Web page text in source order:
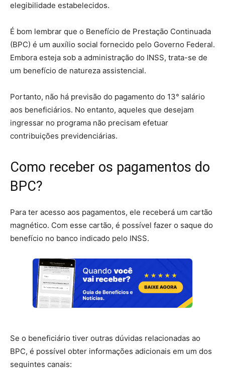
elegibilidade estabelecidos.
É bom lembrar que o Benefício de Prestação Continuada
(BPC) é um auxílio social fornecido pelo Governo Federal.
Embora esteja sob a administração do INSS, trata-se de
um benefício de natureza assistencial.
Portanto, não há previsão do pagamento do 13° salário
aos beneficiários. No entanto, aqueles que desejam
ingressar no programa não precisam efetuar
contribuições previdenciárias.
Como receber os pagamentos do
BPC?
Para ter acesso aos pagamentos, ele receberá um cartão
magnético. Com esse cartão, é possível fazer o saque do
benefício no banco indicado pelo INSS.
Se o beneficiário tiver outras dúvidas relacionadas ao
BPC, é possível obter informações adicionais em um dos
seguintes canais: